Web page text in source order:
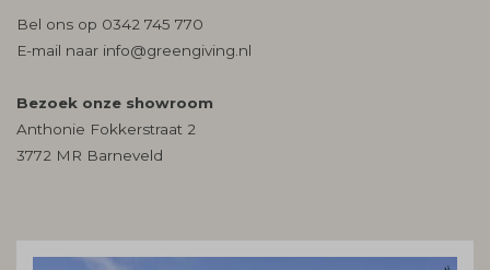
Bel ons op 0342 745 770
E-mail naar info@greengiving.nl
Bezoek onze showroom
Anthonie Fokkerstraat 2
3772 MR Barneveld